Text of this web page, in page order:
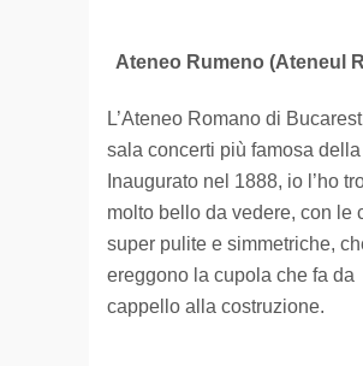
Ateneo Rumeno (Ateneul
L’Ateneo Romano di
sala concerti più famosa della
Inaugurato nel 1888, io l’ho
molto bello da vedere, con le
super pulite e simmetriche,
ereggono la cupola che fa da
cappello alla costruzione.